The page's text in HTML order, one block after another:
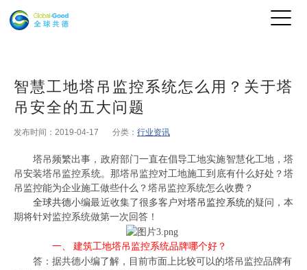
智慧工地塔吊监控系统怎么用？关于塔
吊安全的五大问题
发布时间：2019-04-17 分类： 行业资讯
塔吊频繁出事，政府部门一直在倡导工地实施智慧化工地，塔
吊安装塔吊监控系统。那塔吊监控对工地施工到底有什么好处？塔
吊监控能为企业施工做些什么？塔吊监控系统怎么收费？
全球共德小编最近收集了很多客户对塔吊监控系统的疑问，本
期将针对监控系统做第一次回答！
一、 建筑工地塔吊监控系统品牌哪个好？
答：据共德小编了解，目前市面上比较可以的塔吊监控品牌有